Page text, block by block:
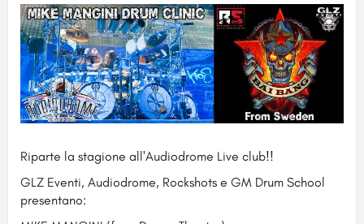
Riparte la stagione all'Audiodrome Live club!!
GLZ Eventi, Audiodrome, Rockshots e GM Drum School
presentano: